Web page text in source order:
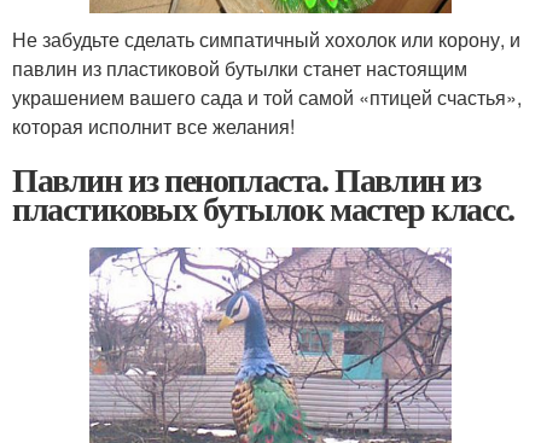
Не забудьте сделать симпатичный хохолок или корону, и
павлин из пластиковой бутылки станет настоящим
украшением вашего сада и той самой «птицей счастья»,
которая исполнит все желания!
Павлин из пенопласта. Павлин из
пластиковых бутылок мастер класс.